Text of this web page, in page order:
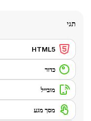
תגי
HTML5
כדור
מובייל
מסך מגע